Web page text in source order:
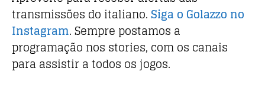
transmissões do italiano.Siga o Golazzo no
Instagram. Sempre postamos a
programação nos stories, com os canais
para assistir a todos os jogos.